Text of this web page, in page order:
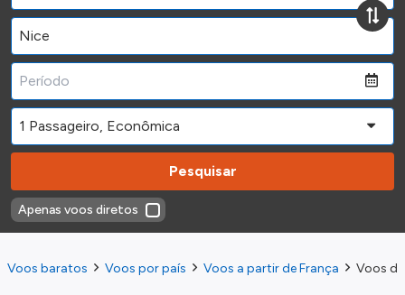
Pesquisar
Apenas voos diretos
Voos baratos Voos por país Voos a partir de França Voos